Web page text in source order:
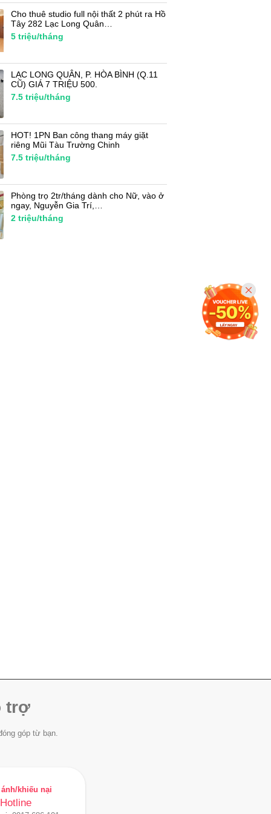
Cho thuê studio full nội thất 2 phút ra Hồ
Tây 282 Lạc Long Quân…
5 triệu/tháng
LẠC LONG QUÂN, P. HÒA BÌNH (Q.11
CŨ) GIÁ 7 TRIỆU 500.
7.5 triệu/tháng
HOT! 1PN Ban công thang máy giặt
riêng Mũi Tàu Trường Chinh
7.5 triệu/tháng
Phòng trọ 2tr/tháng dành cho Nữ, vào ở
ngay, Nguyễn Gia Trí,…
2 triệu/tháng
trợ
góp từ bạn.
khiếu nại
Hotline